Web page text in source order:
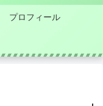
プロフィール